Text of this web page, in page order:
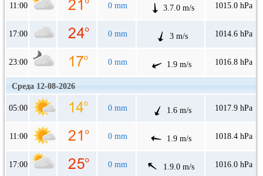
11:00 0 mm 3.7.0 m/s 1015.0 hPa
17:00 0 mm 3 m/s 1014.6 hPa
23:00 0 mm 1.9 m/s 1016.8 hPa
Среда 12-08-2026
05:00 0 mm 1.6 m/s 1017.9 hPa
11:00 0 mm 1.9 m/s 1018.4 hPa
17:00 0 mm 1.9.0 m/s 1016.0 hPa